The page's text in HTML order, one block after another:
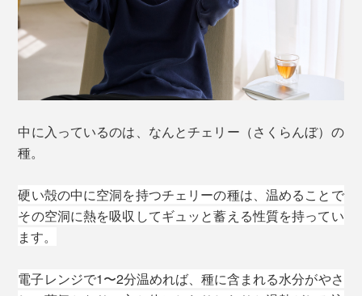
中に入っているのは、なんとチェリー（さくらんぼ）の
種。
硬い殻の中に空洞を持つチェリーの種は、温めることで
その空洞に熱を吸収してギュッと蓄える性質を持ってい
ます。
電子レンジで1〜2分温めれば、種に含まれる水分がやさ